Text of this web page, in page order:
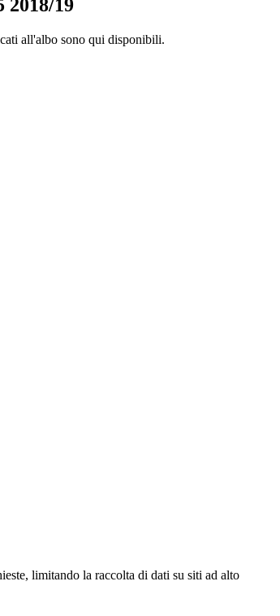
2018/19
all'albo sono qui disponibili.
limitando la raccolta di dati su siti ad alto